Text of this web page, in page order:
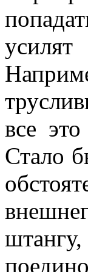
все
Стало